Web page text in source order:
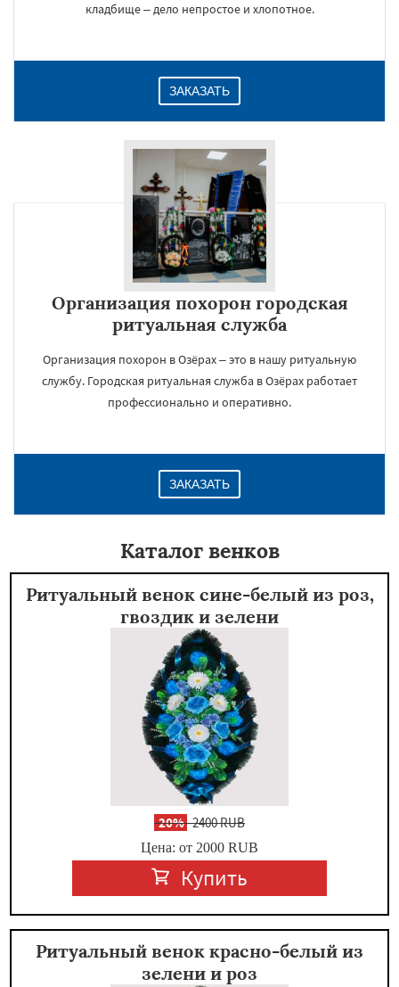
кладбище – дело непростое и хлопотное.
ЗАКАЗАТЬ
Организация похорон городская
ритуальная служба
Организация похорон в Озёрах – это в нашу ритуальную
службу. Городская ритуальная служба в Озёрах работает
профессионально и оперативно.
ЗАКАЗАТЬ
Каталог венков
Ритуальный венок сине-белый из роз,
гвоздик и зелени
-20%2400 RUB
Цена: от 2000 RUB
Купить
Ритуальный венок красно-белый из
зелени и роз